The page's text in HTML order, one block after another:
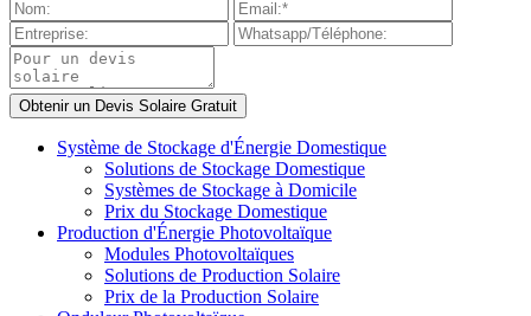
Système de Stockage d'Énergie Domestique
Solutions de Stockage Domestique
Systèmes de Stockage à Domicile
Prix du Stockage Domestique
Production d'Énergie Photovoltaïque
Modules Photovoltaïques
Solutions de Production Solaire
Prix de la Production Solaire